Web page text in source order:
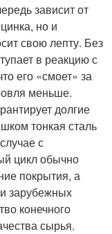
зависит от
но и
свою лепту. Без
в реакцию с
его «смоет» за
меньше.
долгие
тонкая сталь
с
цикл обычно
покрытия, а
зарубежных
конечного
сырья.